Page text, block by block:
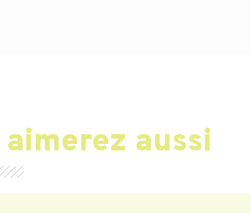
aimerez aussi